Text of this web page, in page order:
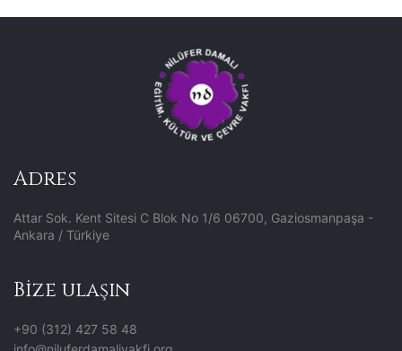
Adres
Attar Sok. Kent Sitesi C Blok No 1/6 06700, Gaziosmanpaşa -
Ankara / Türkiye
Bize ulaşın
+90 (312) 427 58 48